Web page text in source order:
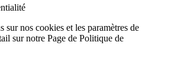
sur nos cookies et les paramètres de
sur notre Page de Politique de